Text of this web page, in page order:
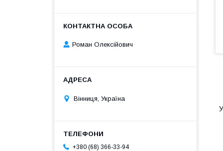
Роман Олексійович
Вінниця, Україна
+380 (68) 366-33-94